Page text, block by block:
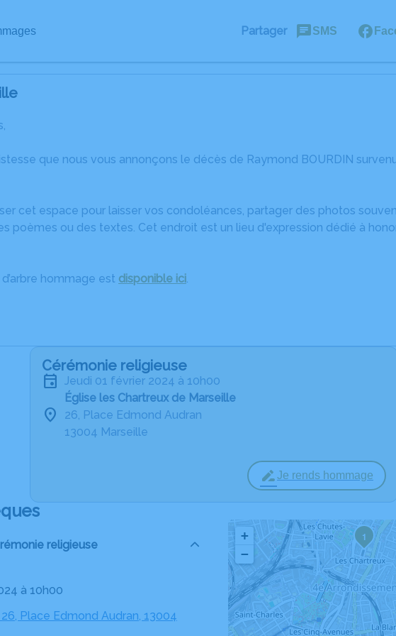
Partager SMS
que nous vous annonçons le décès de Raymond BOURDIN
cet espace pour laisser vos condoléances, partager des photos
poèmes ou des textes. Cet endroit est un lieu d'expression dédié à
hommage est disponible ici.
Cérémonie religieuse
jeudi 01 février 2024 à 10h00
Église les Chartreux de Marseille
26, Place Edmond Audran
13004 Marseille
Je rends hommage
religieuse
à 10h00
26, Place Edmond Audran, 13004
1
+
−